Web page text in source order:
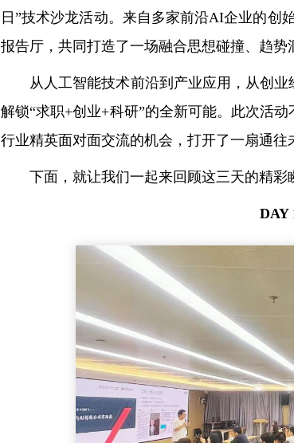
日”技术沙龙活动。来自多家前沿AI企业的创
报告厅，共同打造了一场融合思想碰撞、趋势
从人工智能技术前沿到产业应用，从创
解锁“求职+创业+科研”的全新可能。此次活
行业精英面对面交流的机会，打开了一扇通往
下面，就让我们一起来回顾这三天的精彩
DAY